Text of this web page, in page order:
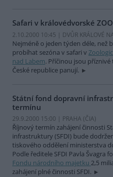
Safari v královédvorské
2.10.2000 10:45 | DVŮR KRÁLOVÉ
Nejméně o jeden týden déle, než
probíhat sezóna v safari v
nad Labem. Příčinou jsou
České republice panují.
Státní fond dopravní
termínu
29.9.2000 15:00 | PRAHA (ČIA)
Říjnový termín zahájení činnosti
infrastruktury (SFDI) bude
tiskového oddělení ministerstva
Podle ředitele SFDI Pavla Švagra
Fondu národního majetku 2,5
zahájení plné činnosti SFDI.